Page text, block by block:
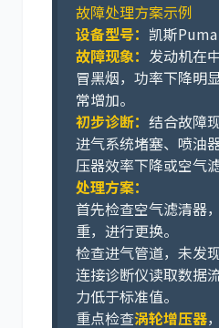
故障处理方案示例
设备型号： 凯斯
故障现象： 发动机在
冒黑烟，功率下降明
常增加。
初步诊断： 结合故障
进气系统堵塞、喷油
压器效率下降或空气
处理方案：
首先检查空气滤清器
重，进行更换。
检查进气管道，未发
连接诊断仪读取数据
力低于标准值。
重点检查涡轮增压器